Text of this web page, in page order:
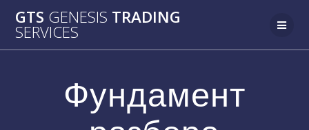
au
GTS GENESIS TRADING
SERVICES
Фундамент